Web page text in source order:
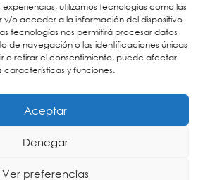
utilizamos tecnologías como las
o acceder a la información del dispositivo.
tecnologías nos permitirá procesar datos
de navegación o las identificaciones únicas
o retirar el consentimiento, puede afectar
y funciones.
Aceptar
Denegar
Ver preferencias
domo IR
oficial deHanwha Vision
la línea de cámaras Wisenet Q de
dudes en
la mejor solución para tu
que pueden interesarte: